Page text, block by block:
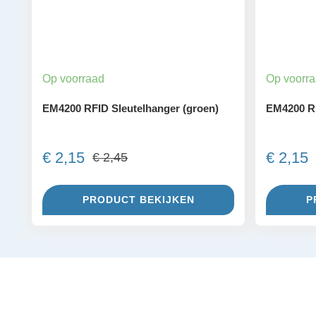
Op voorraad
EM4200 RFID Sleutelhanger (groen)
€2,45Oorspronkelijke
prijs
was:
€ 2,45.
€2,15
Huidige
prijs
is:
€ 2,15.
PRODUCT BEKIJKEN
Op
EM4200
€ 2,15